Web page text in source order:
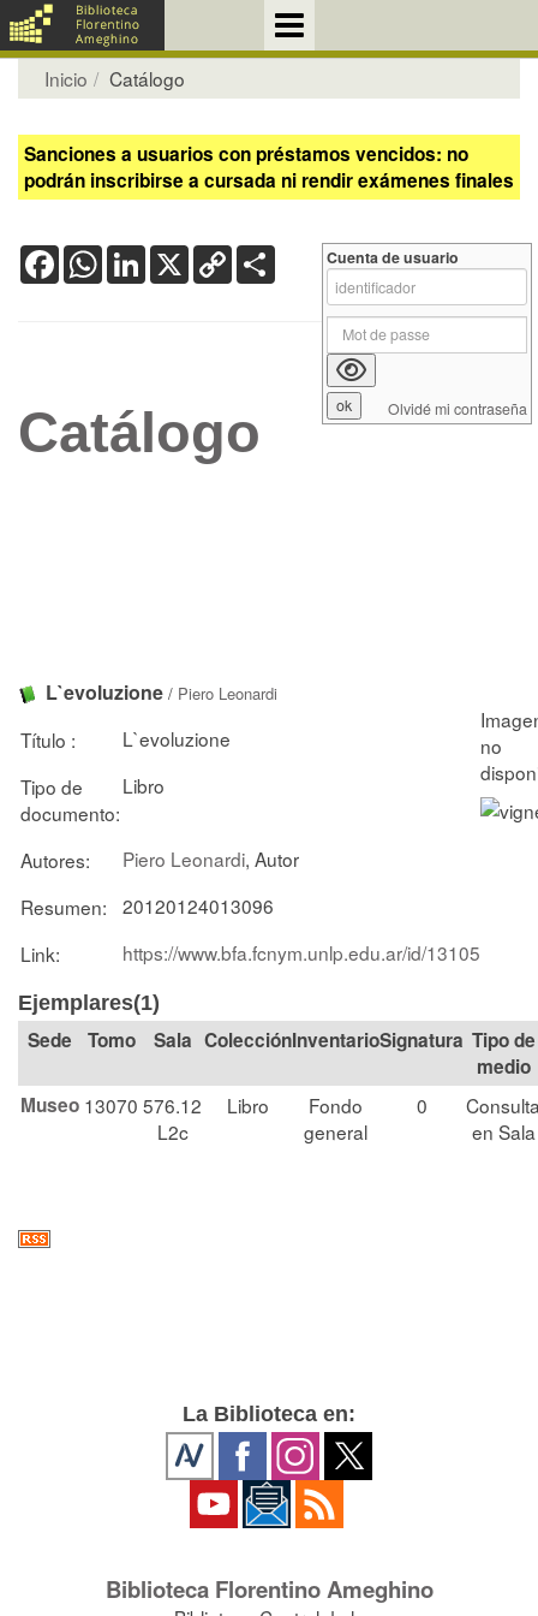
Inicio Catálogo
Sanciones a usuarios con préstamos vencidos: no
podrán inscribirse a cursada ni rendir exámenes finales
FacebookWhatsApp
LinkedIn
X Copy
Link
Catálogo
L`evoluzione / Piero Leonardi
Título :
L`evoluzione
Tipo de
documento:
Libro
Autores: Piero Leonardi, Autor
Resumen:
20120124013096
Link:
https://www.bfa.fcnym.unlp.edu.ar/id/13105
Ejemplares(1)
Tomo Sala Colección Signatura Tipo de
medio
Museo 13070 576.12
L2c
Libro
Fondo
general
0
en Sala
Cuenta de usuario
Olvidé mi contraseña
La Biblioteca en:
Biblioteca Florentino Ameghino